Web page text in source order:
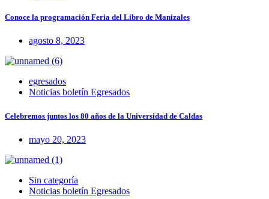
Conoce la programación Feria del Libro de Manizales
agosto 8, 2023
egresados
Noticias boletín Egresados
Celebremos juntos los 80 años de la Universidad de Caldas
mayo 20, 2023
Sin categoría
Noticias boletín Egresados